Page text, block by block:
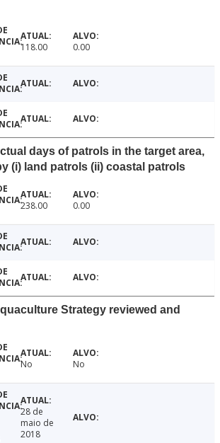
118.00 0.00
days of patrols in the target area,
(i) land patrols (ii) coastal patrols
238.00 0.00
Strategy reviewed and
No No
28 de
maio de
2018